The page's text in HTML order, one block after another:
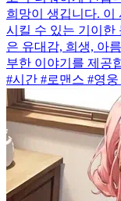
희망이 생깁니다. 이
시킬 수 있는 기이한
은 유대감, 희생, 아
부한 이야기를 제공
#시간 #로맨스 #영웅